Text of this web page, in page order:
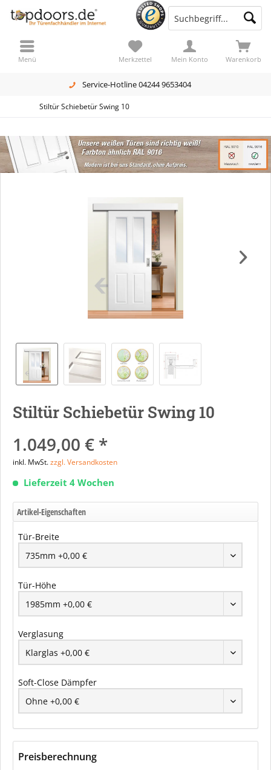
Service-Hotline 04244 9653404
Warenkorb
Merkzettel Mein Konto
Menü
Stiltür Schiebetür Swing 10
Stiltür Schiebetür Swing 10
1.049,00 € *
inkl. MwSt.zzgl. Versandkosten
Lieferzeit 4 Wochen
Artikel-Eigenschaften
Tür-Breite
Tür-Höhe
Verglasung
Soft-Close Dämpfer
Preisberechnung